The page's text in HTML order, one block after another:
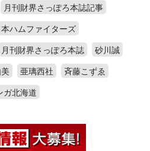
月刊財界さっぽろ本誌記事
ハムファイターズ
月刊財界さっぽろ本誌
砂川誠
亜璃西社
斉藤こずゑ
ガ北海道